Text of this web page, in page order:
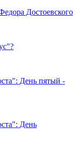
Достоевского
День пятый -
День